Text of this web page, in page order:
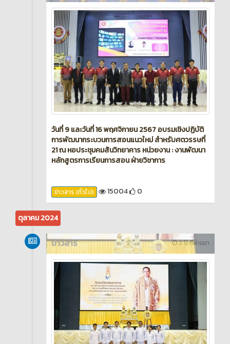
วันที่ 9 และวันที่ 16 พฤศจิกายน 2567 อบรมเชิงปฏิบัติ
การพัฒนากระบวนการสอนแนวใหม่ สำหรับศตวรรษที่
21 ณ หอประชุมคมสันวิทยาคาร หน่วยงาน : งานพัฒนา
หลักสูตรการเรียนการสอน ฝ่ายวิชาการ
ข่าวสาร (ทั่วไป) 15004 0
ตุลาคม 2024
2 ปี ที่ผ่านมา
ข่าวสาร